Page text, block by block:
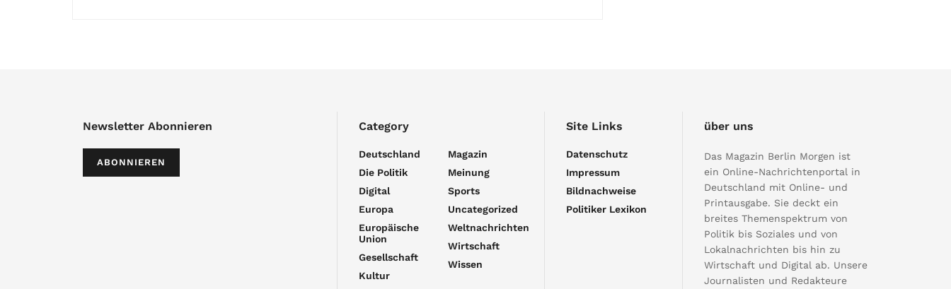
Newsletter Abonnieren
ABONNIEREN
Category
Deutschland
Die Politik
Digital
Europa
Europäische
Union
Gesellschaft
Kultur
Magazin
Meinung
Sports
Uncategorized
Weltnachrichten
Wirtschaft
Wissen
Site Links
Datenschutz
Impressum
Bildnachweise
Politiker Lexikon
über uns
Das Magazin Berlin Morgen ist
ein Online-Nachrichtenportal in
Deutschland mit Online- und
Printausgabe. Sie deckt ein
breites Themenspektrum von
Politik bis Soziales und von
Lokalnachrichten bis hin zu
Wirtschaft und Digital ab. Unsere
Journalisten und Redakteure